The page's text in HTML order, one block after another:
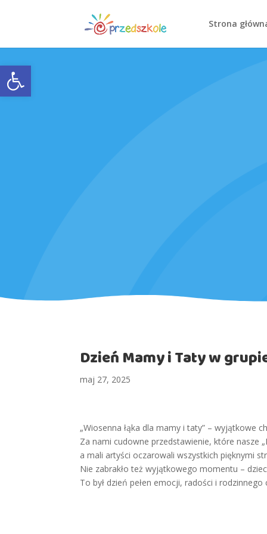
Open toolbar
Strona
Dzień Mamy i Taty w
maj 27, 2025
„Wiosenna łąka dla mamy i taty” – wyjątkowe
Za nami cudowne przedstawienie, które nasze
a mali artyści oczarowali wszystkich pięknymi
Nie zabrakło też wyjątkowego momentu –
To był dzień pełen emocji, radości i